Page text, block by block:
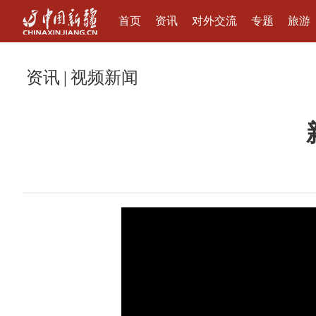
首页 资讯 对外交流 专题 旅游
资讯 | 视频新闻